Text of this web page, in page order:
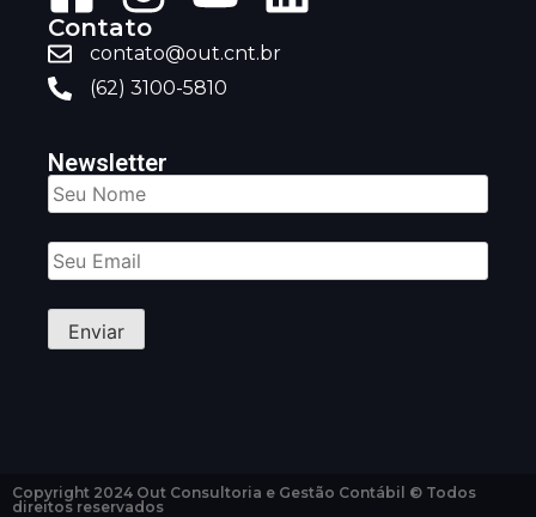
Contato
contato@out.cnt.br
(62) 3100-5810
Newsletter
Copyright 2024 Out Consultoria e Gestão Contábil © Todos
direitos reservados